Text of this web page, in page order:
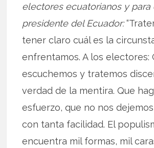
electores ecuatorianos y para
presidente del Ecuador:
tener claro cuál es la
enfrentamos. A los electores:
escuchemos y tratemos
verdad de la mentira. Que
esfuerzo, que no nos
con tanta facilidad. El
encuentra mil formas, mil